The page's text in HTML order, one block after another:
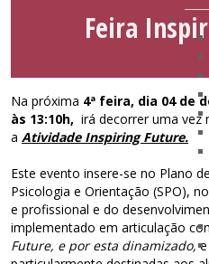
Feira
Na próxima 4ª feira, dia 04 de
às 13:10h, irá decorrer uma vez
a Atividade Inspiring Future.
Este evento insere-se no Plano
Psicologia e Orientação (SPO),
e profissional e do
implementado em articulação
Future, e por esta dinamizado,e